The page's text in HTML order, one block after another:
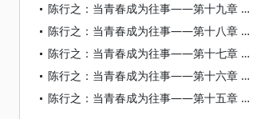
陈行之：当青春成为往事——第十九章 黄河照样流
陈行之：当青春成为往事——第十八章 祭诔
陈行之：当青春成为往事——第十七章 活着
陈行之：当青春成为往事——第十六章 汇入波涛
陈行之：当青春成为往事——第十五章 流血的心